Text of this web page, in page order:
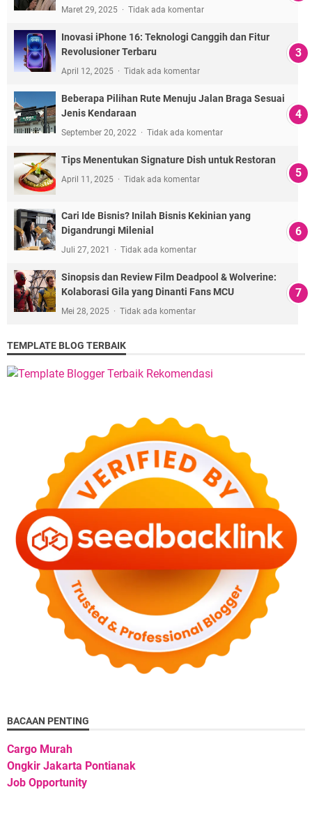
Maret 29, 2025 Tidak ada komentar
Inovasi iPhone 16: Teknologi Canggih dan Fitur
Revolusioner Terbaru
April 12, 2025 Tidak ada komentar
Beberapa Pilihan Rute Menuju Jalan Braga Sesuai
Jenis Kendaraan
September 20, 2022 Tidak ada komentar
Tips Menentukan Signature Dish untuk Restoran
April 11, 2025 Tidak ada komentar
Cari Ide Bisnis? Inilah Bisnis Kekinian yang
Digandrungi Milenial
Juli 27, 2021 Tidak ada komentar
Sinopsis dan Review Film Deadpool & Wolverine:
Kolaborasi Gila yang Dinanti Fans MCU
Mei 28, 2025 Tidak ada komentar
TEMPLATE BLOG TERBAIK
BACAAN PENTING
Cargo Murah
Ongkir Jakarta Pontianak
Job Opportunity